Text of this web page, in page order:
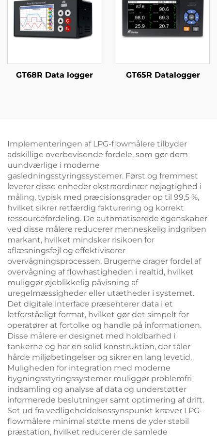
GT68R Data logger GT65R Datalogger
Implementeringen af LPG-flowmålere tilbyder
adskillige overbevisende fordele, som gør dem
uundværlige i moderne
gasledningsstyringssystemer. Først og fremmest
leverer disse enheder ekstraordinær nøjagtighed i
måling, typisk med præcisionsgrader op til 99,5 %,
hvilket sikrer retfærdig fakturering og korrekt
ressourcefordeling. De automatiserede egenskaber
ved disse målere reducerer menneskelig indgriben
markant, hvilket mindsker risikoen for
aflæsningsfejl og effektiviserer
overvågningsprocessen. Brugerne drager fordel af
overvågning af flowhastigheden i realtid, hvilket
muliggør øjeblikkelig påvisning af
uregelmæssigheder eller utætheder i systemet.
Det digitale interface præsenterer data i et
letforståeligt format, hvilket gør det simpelt for
operatører at fortolke og handle på informationen.
Disse målere er designet med holdbarhed i
tankerne og har en solid konstruktion, der tåler
hårde miljøbetingelser og sikrer en lang levetid.
Muligheden for integration med moderne
bygningsstyringssystemer muliggør problemfri
indsamling og analyse af data og understøtter
informerede beslutninger samt optimering af drift.
Set ud fra vedligeholdelsessynspunkt kræver LPG-
flowmålere minimal støtte mens de yder stabil
præstation, hvilket reducerer de samlede